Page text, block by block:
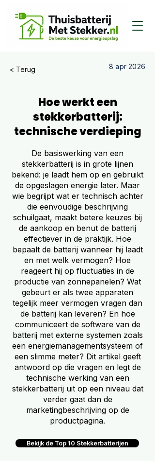
< Terug 8 apr 2026
Hoe werkt een
stekkerbatterij:
technische verdieping
De basiswerking van een
stekkerbatterij is in grote lijnen
bekend: je laadt hem op en gebruikt
de opgeslagen energie later. Maar
wie begrijpt wat er technisch achter
die eenvoudige beschrijving
schuilgaat, maakt betere keuzes bij
de aankoop en benut de batterij
effectiever in de praktijk. Hoe
bepaalt de batterij wanneer hij laadt
en met welk vermogen? Hoe
reageert hij op fluctuaties in de
productie van zonnepanelen? Wat
gebeurt er als twee apparaten
tegelijk meer vermogen vragen dan
de batterij kan leveren? En hoe
communiceert de software van de
batterij met externe systemen zoals
een energiemanagementsysteem of
een slimme meter? Dit artikel geeft
antwoord op die vragen en legt de
technische werking van een
stekkerbatterij uit op een niveau dat
verder gaat dan de
marketingbeschrijving op de
productpagina.
Bekijk de Top 10 Stekkerbatterijen